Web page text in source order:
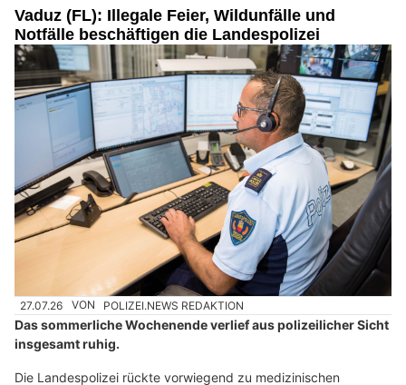
Vaduz (FL): Illegale Feier, Wildunfälle und
Notfälle beschäftigen die Landespolizei
27.07.26 VON POLIZEI.NEWS REDAKTION
Das sommerliche Wochenende verlief aus polizeilicher Sicht
insgesamt ruhig.
Die Landespolizei rückte vorwiegend zu medizinischen